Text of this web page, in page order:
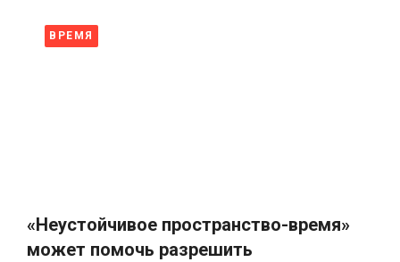
ВРЕМЯ
«Неустойчивое пространство-время»
может помочь разрешить